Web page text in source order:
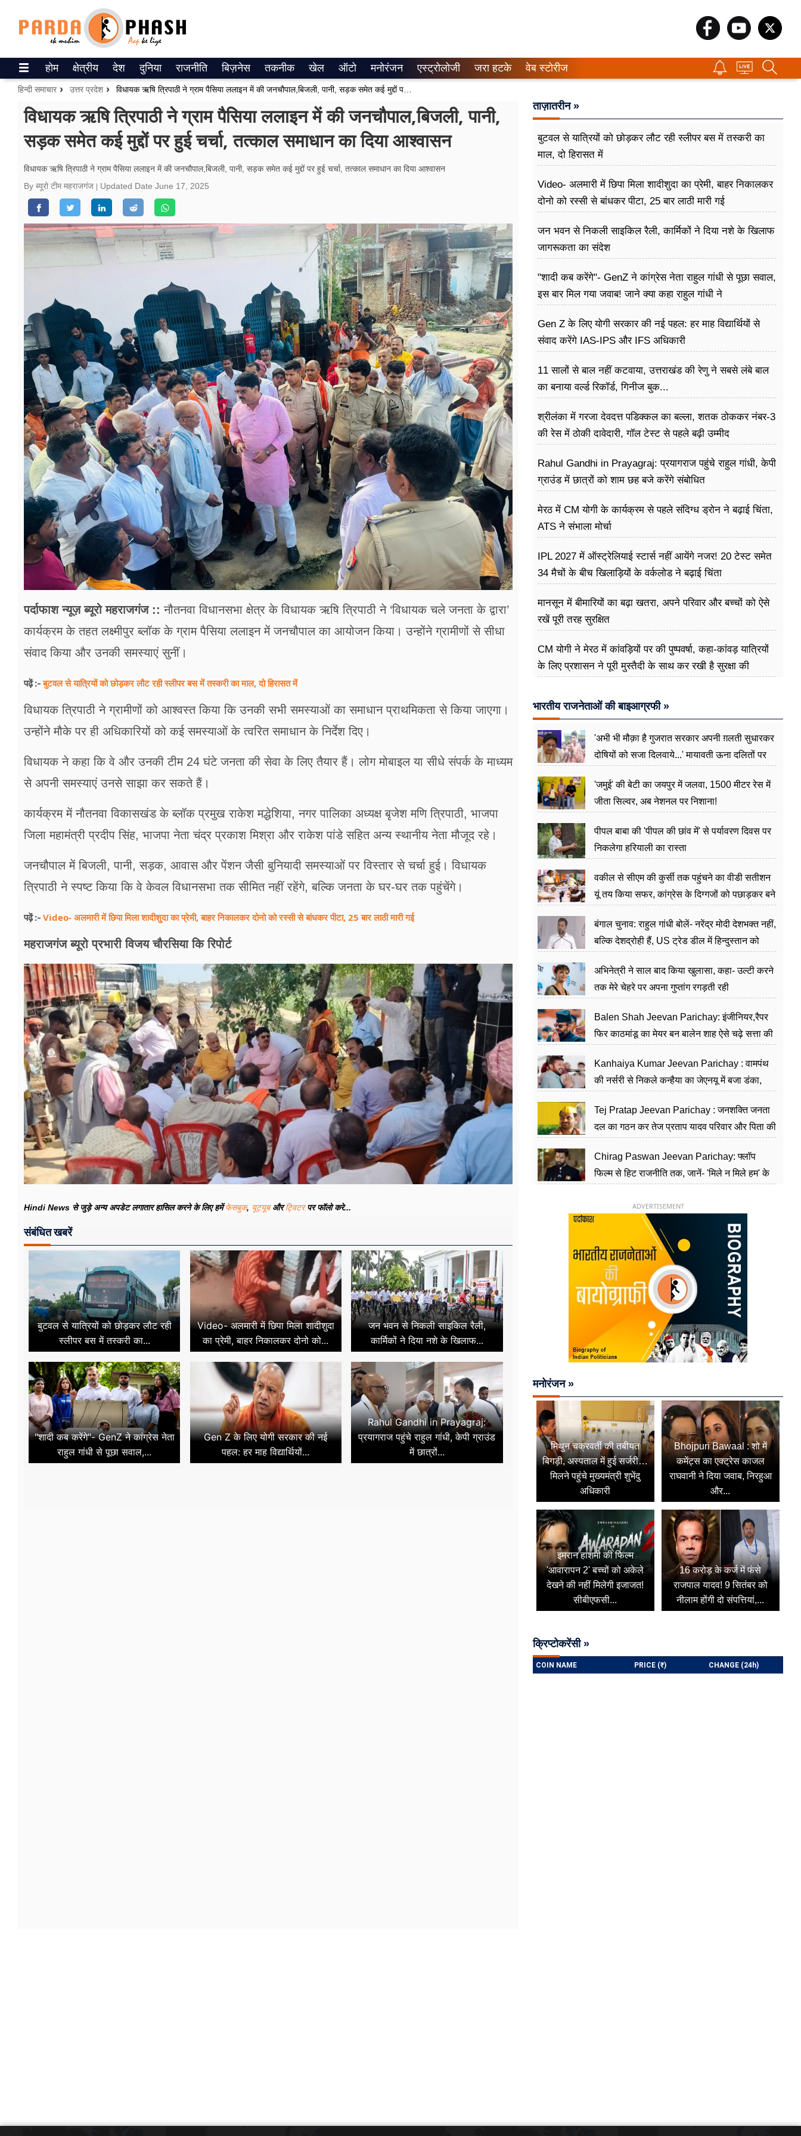
ePaper
वेब स्टोरीज
उत्तर प्रदेश
गैलरी
वीडियो
रिलेशनशिप
जीवन मंत्रा
फूड
ब्‍यूटी
जॉब्स
अन्य खबरें
होम क्षेत्रीय देश दुनिया राजनीति बिज़नेस तकनीक खेल ऑटो मनोरंजन एस्ट्रोलोजी जरा हटके वेब स्टोरीज
हिन्दी समाचार उत्तर प्रदेश
विधायक ऋषि त्रिपाठी ने ग्राम पैसिया ललाइन में की जनचौपाल,बिजली, पानी,
सड़क समेत कई मुद्दों पर हुई चर्चा, तत्काल समाधान का दिया आश्वासन
विधायक ऋषि त्रिपाठी ने ग्राम पैसिया ललाइन में की जनचौपाल,बिजली, पानी, सड़क समेत कई मुद्दों पर हुई चर्चा, तत्काल समाधान का दिया आश्वासन
By ब्यूरो टीम महराजगंज
Updated Date June 17, 2025
पर्दाफाश न्यूज़ ब्यूरो महराजगंज :: नौतनवा विधानसभा क्षेत्र के विधायक ऋषि त्रिपाठी ने ‘विधायक चले जनता के द्वारा’
कार्यक्रम के तहत लक्ष्मीपुर ब्लॉक के ग्राम पैसिया ललाइन में जनचौपाल का आयोजन किया। उन्होंने ग्रामीणों से सीधा
संवाद किया और उनकी समस्याएं सुनीं।
पढ़ें :-बुटवल से यात्रियों को छोड़कर लौट रही स्लीपर बस में तस्करी का माल, दो हिरासत में
विधायक त्रिपाठी ने ग्रामीणों को आश्वस्त किया कि उनकी सभी समस्याओं का समाधान प्राथमिकता से किया जाएगा।
उन्होंने मौके पर ही अधिकारियों को कई समस्याओं के त्वरित समाधान के निर्देश दिए।
विधायक ने कहा कि वे और उनकी टीम 24 घंटे जनता की सेवा के लिए तैयार हैं। लोग मोबाइल या सीधे संपर्क के माध्यम
से अपनी समस्याएं उनसे साझा कर सकते हैं।
कार्यक्रम में नौतनवा विकासखंड के ब्लॉक प्रमुख राकेश मद्धेशिया, नगर पालिका अध्यक्ष बृजेश मणि त्रिपाठी, भाजपा
जिला महामंत्री प्रदीप सिंह, भाजपा नेता चंद्र प्रकाश मिश्रा और राकेश पांडे सहित अन्य स्थानीय नेता मौजूद रहे।
जनचौपाल में बिजली, पानी, सड़क, आवास और पेंशन जैसी बुनियादी समस्याओं पर विस्तार से चर्चा हुई। विधायक
त्रिपाठी ने स्पष्ट किया कि वे केवल विधानसभा तक सीमित नहीं रहेंगे, बल्कि जनता के घर-घर तक पहुंचेंगे।
पढ़ें :- Video- अलमारी में छिपा मिला शादीशुदा का प्रेमी, बाहर निकालकर दोनो को रस्सी से बांधकर पीटा, 25 बार लाठी मारी गई
महराजगंज ब्यूरो प्रभारी विजय चौरसिया कि रिपोर्ट
Hindi News से जुड़े अन्य अपडेट लगातार हासिल करने के लिए हमेंफेसबुक, यूट्यूबऔरट्विटरपर फॉलो करे...
संबंधित खबरें
बुटवल से यात्रियों को छोड़कर लौट रही
स्लीपर बस में तस्करी का...
Video- अलमारी में छिपा मिला शादीशुदा
का प्रेमी, बाहर निकालकर दोनो को...
जन भवन से निकली साइकिल रैली,
कार्मिकों ने दिया नशे के खिलाफ...
"शादी कब करेंगे"- GenZ ने कांग्रेस नेता
राहुल गांधी से पूछा सवाल,...
Gen Z के लिए योगी सरकार की नई
पहल: हर माह विद्यार्थियों...
Rahul Gandhi in Prayagraj:
प्रयागराज पहुंचे राहुल गांधी, केपी ग्राउंड
में छात्रों...
ताज़ातरीन »
बुटवल से यात्रियों को छोड़कर लौट रही स्लीपर बस में तस्करी का
माल, दो हिरासत में
Video- अलमारी में छिपा मिला शादीशुदा का प्रेमी, बाहर निकालकर
दोनो को रस्सी से बांधकर पीटा, 25 बार लाठी मारी गई
जन भवन से निकली साइकिल रैली, कार्मिकों ने दिया नशे के खिलाफ
जागरूकता का संदेश
"शादी कब करेंगे"- GenZ ने कांग्रेस नेता राहुल गांधी से पूछा सवाल,
इस बार मिल गया जवाब! जाने क्या कहा राहुल गांधी ने
Gen Z के लिए योगी सरकार की नई पहल: हर माह विद्यार्थियों से
संवाद करेंगे IAS-IPS और IFS अधिकारी
11 सालों से बाल नहीं कटवाया, उत्तराखंड की रेणु ने सबसे लंबे बाल
का बनाया वर्ल्ड रिकॉर्ड, गिनीज बुक...
श्रीलंका में गरजा देवदत्त पडिक्कल का बल्ला, शतक ठोककर नंबर-3
की रेस में ठोकी दावेदारी, गॉल टेस्ट से पहले बढ़ी उम्मीद
Rahul Gandhi in Prayagraj: प्रयागराज पहुंचे राहुल गांधी, केपी
ग्राउंड में छात्रों को शाम छह बजे करेंगे संबोधित
मेरठ में CM योगी के कार्यक्रम से पहले संदिग्ध ड्रोन ने बढ़ाई चिंता,
ATS ने संभाला मोर्चा
IPL 2027 में ऑस्ट्रेलियाई स्टार्स नहीं आयेंगे नजर! 20 टेस्ट समेत
34 मैचों के बीच खिलाड़ियों के वर्कलोड ने बढ़ाई चिंता
मानसून में बीमारियों का बढ़ा खतरा, अपने परिवार और बच्चों को ऐसे
रखें पूरी तरह सुरक्षित
CM योगी ने मेरठ में कांवड़ियों पर की पुष्पवर्षा, कहा-कांवड़ यात्रियों
के लिए प्रशासन ने पूरी मुस्तैदी के साथ कर रखी है सुरक्षा की
भारतीय राजनेताओं की बाइआग्रफी »
'अभी भी मौक़ा है गुजरात सरकार अपनी ग़लती सुधारकर
दोषियों को सजा दिलवाये...' मायावती ऊना दलितों पर
'जमुई' की बेटी का जयपुर में जलवा, 1500 मीटर रेस में
जीता सिल्वर, अब नेशनल पर निशाना!
पीपल बाबा की 'पीपल की छांव में' से पर्यावरण दिवस पर
निकलेगा हरियाली का रास्ता
वकील से सीएम की कुर्सी तक पहुंचने का वीडी सतीशन
यूं तय किया सफर, कांग्रेस के दिग्गजों को पछाड़कर बने
बंगाल चुनाव: राहुल गांधी बोलें- नरेंद्र मोदी देशभक्त नहीं,
बल्कि देशद्रोही हैं, US ट्रेड डील में हिन्दुस्तान को
अभिनेत्री ने साल बाद किया खुलासा, कहा- उल्टी करने
तक मेरे चेहरे पर अपना गुप्तांग रगड़ती रही
Balen Shah Jeevan Parichay: इंजीनियर,रैपर
फिर काठमांडू का मेयर बन बालेन शाह ऐसे चढ़े सत्ता की
Kanhaiya Kumar Jeevan Parichay : वामपंथ
की नर्सरी से निकले कन्हैया का जेएनयू में बजा डंका,
Tej Pratap Jeevan Parichay : जनशक्ति जनता
दल का गठन कर तेज प्रताप यादव परिवार और पिता की
Chirag Paswan Jeevan Parichay: फ्लॉप
फिल्म से हिट राजनीति तक, जानें- 'मिले न मिले हम' के
ADVERTISEMENT
मनोरंजन »
मिथुन चक्रवर्ती की तबीयत
बिगड़ी, अस्पताल में हुई सर्जरी…
मिलने पहुंचे मुख्यमंत्री शुभेंदु
अधिकारी
Bhojpuri Bawaal : शो में
कमेंट्स का एक्ट्रेस काजल
राघवानी ने दिया जवाब, निरहुआ
और...
इमरान हाशमी की फिल्म
'आवारापन 2' बच्चों को अकेले
देखने की नहीं मिलेगी इजाजत!
सीबीएफसी...
16 करोड़ के कर्ज में फंसे
राजपाल यादव! 9 सितंबर को
नीलाम होंगी दो संपत्तियां,...
क्रिप्टोकरेंसी »